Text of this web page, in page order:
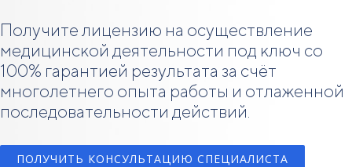
Получите лицензию на осуществление
медицинской деятельности под ключ со
100% гарантией результата за счёт
многолетнего опыта работы и отлаженной
последовательности действий.
ПОЛУЧИТЬ КОНСУЛЬТАЦИЮ СПЕЦИАЛИСТА